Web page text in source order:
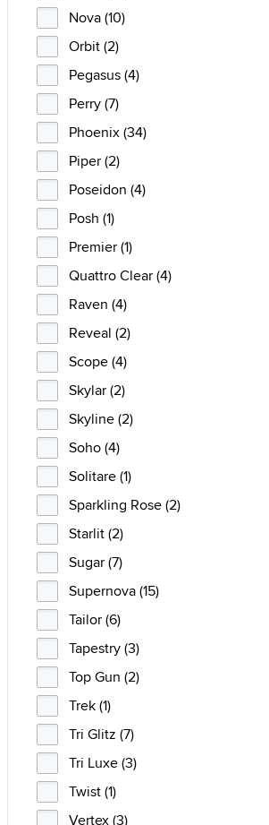
Nova (10)
Orbit (2)
Pegasus (4)
Perry (7)
Phoenix (34)
Piper (2)
Poseidon (4)
Posh (1)
Premier (1)
Quattro Clear (4)
Raven (4)
Reveal (2)
Scope (4)
Skylar (2)
Skyline (2)
Soho (4)
Solitare (1)
Sparkling Rose (2)
Starlit (2)
Sugar (7)
Supernova (15)
Tailor (6)
Tapestry (3)
Top Gun (2)
Trek (1)
Tri Glitz (7)
Tri Luxe (3)
Twist (1)
Vertex (3)